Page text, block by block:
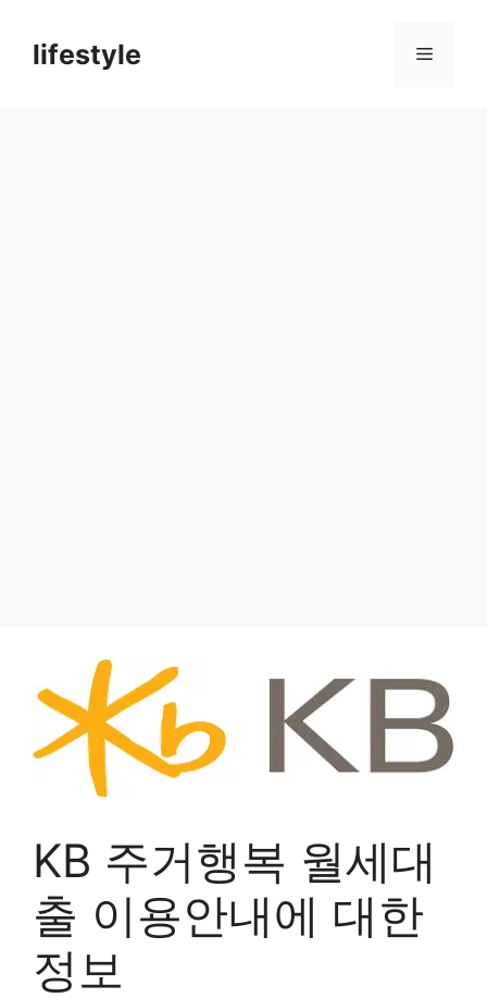
lifestyle 메
KB 주거행복 월세대
출 이용안내에 대한
정보